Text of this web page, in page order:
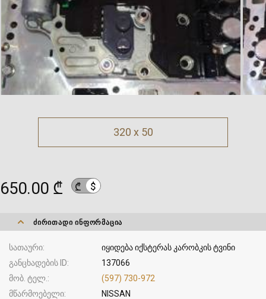
320 x 50
650.00 ₾ ₾ $
ᲫᲘᲠᲘᲗᲐᲓᲘ ᲘᲜᲤᲝᲠᲛᲐᲪᲘᲐ
სათაური
იყიდება იქსტერას კარობკის ტვინი
განცხადების ID
137066
მობ. ტელ.
(597) 730-972
მწარმოებელი
NISSAN